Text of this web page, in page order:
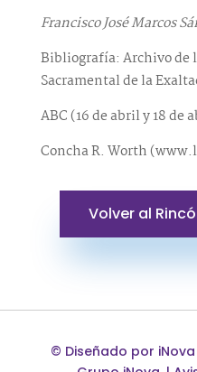
Francisco José Marcos
Bibliografía: Archivo de
Sacramental de la
ABC (16 de abril y 18 de
Concha R. Worth
Volver al
© Diseñado por